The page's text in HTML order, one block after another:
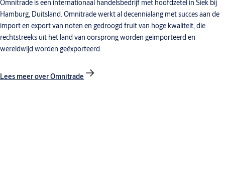
Omnitrade is een internationaal handelsbedrijf met hoofdzetel in Siek bij
Hamburg, Duitsland. Omnitrade werkt al decennialang met succes aan de
import en export van noten en gedroogd fruit van hoge kwaliteit, die
rechtstreeks uit het land van oorsprong worden geïmporteerd en
wereldwijd worden geëxporteerd.
Lees meer over Omnitrade